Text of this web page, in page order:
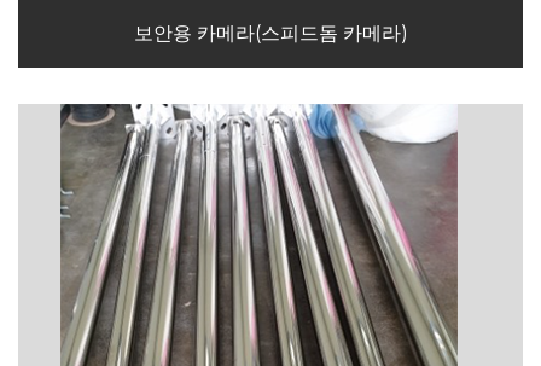
보안용 카메라(스피드돔 카메라)